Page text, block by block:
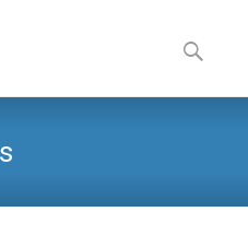
to
content
por: